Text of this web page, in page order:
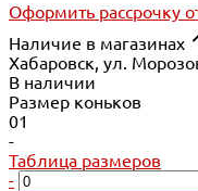
Оформить рассрочку
Наличие в магазинах
Хабаровск, ул.
В наличии
Размер коньков
01
-
Таблица размеров
-